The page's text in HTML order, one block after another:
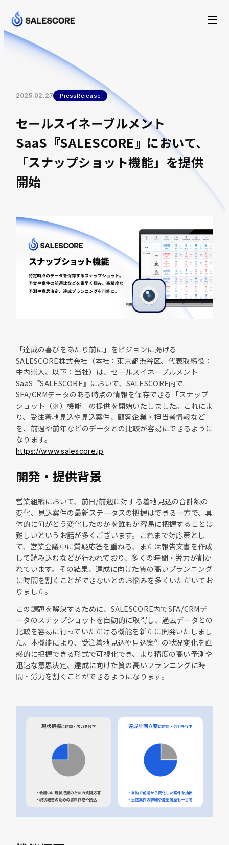
2025.02.27 PressRelease
セールスイネーブルメント
SaaS『SALESCORE』において、
「スナップショット機能」を提供
開始
「達成の喜びをあたり前に」をビジョンに掲げる
SALESCORE株式会社（本社：東京都渋谷区、代表取締役：
中内崇人、以下：当社）は、セールスイネーブルメント
SaaS『SALESCORE』において、SALESCORE内で
SFA/CRMデータのある時点の情報を保存できる「スナップ
ショット（※）機能」の提供を開始いたしました。これによ
り、受注着地見込や見込案件、顧客企業・担当者情報など
を、前週や前年などのデータとの比較が容易にできるように
なります。
https://www.salescore.jp
開発・提供背景
営業組織において、前日/前週に対する着地見込の合計額の
変化、見込案件の最新ステータスの把握はできる一方で、具
体的に何がどう変化したのかを誰もが容易に把握することは
難しいというお話が多くございます。これまで対応策とし
て、営業会議中に質疑応答を重ねる、または報告文書を作成
して読み込むなどが行われており、多くの時間・労力が割か
れています。その結果、達成に向けた質の高いプランニング
に時間を割くことができないとのお悩みを多くいただいてお
りました。
この課題を解決するために、SALESCORE内でSFA/CRMデ
ータのスナップショットを自動的に取得し、過去データとの
比較を容易に行っていただける機能を新たに開発いたしまし
た。本機能により、受注着地見込や見込案件の状況変化を直
感的に把握できる形式で可視化でき、より精度の高い予測や
迅速な意思決定、達成に向けた質の高いプランニングに時
間・労力を割くことができるようになります。